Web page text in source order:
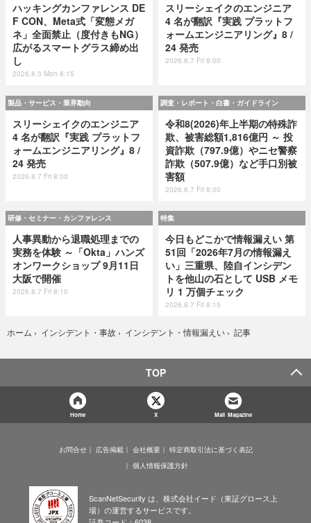
ハッキングカンファレンス DE
F CON、Meta式「変態メガ
ネ」全面禁止（度付きもNG）
広がるスマートグラス締め出
し
2026.8.3 Mon 8:15
スリーシェイクのエンジニア
4 名が翻訳『実践 プラットフ
ォームエンジニアリング』8 /
24 発売
2026.8.7 Fri 8:00
製品・サービス・業界動向
スリーシェイクのエンジニア
4 名が翻訳『実践 プラットフ
ォームエンジニアリング』8 /
24 発売
2026.8.7 Fri 8:00
調査・レポート・白書・ガイドライン
令和8(2026)年上半期の特殊詐
欺、被害総額1,816億円 ～ 投
資詐欺（797.9億）やニセ警察
詐欺（507.9億）など手口別被
害額
2026.8.7 Fri 8:00
研修・セミナー・カンファレンス
人事異動から退職処理までの
実務を体験 ～「Okta」ハンズ
オンワークショップ 9月11日
大阪で開催
2026.8.7 Fri 8:10
特集
今日もどこかで情報漏えい 第
51回「2026年7月の情報漏え
い」三重県、陸自インシデン
トを他山の石として USB メモ
リ 1 万個チェック
2026.8.7 Fri 8:15
ホーム › インシデント・事故 › インシデント・情報漏えい › 記事
TOP
Home X Mail Magazine
お問合せ 広告掲載 会社概要
特定商取引法に基づく表記
個人情報保護方針
ScanNetSecurity は、株式会社イード（東証グロース上
場）の運営するサービスです。